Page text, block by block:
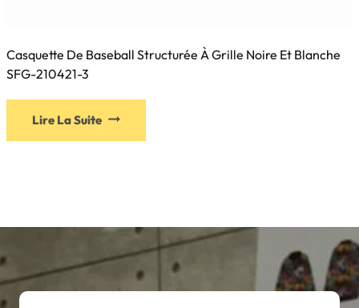
Casquette De Baseball Structurée À Grille Noire Et Blanche
SFG-210421-3
Lire La Suite
options
peuvent
choisies